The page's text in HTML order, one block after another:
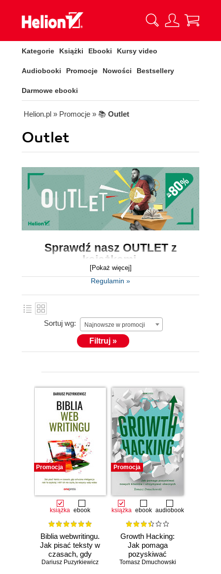
Kategorie Książki Ebooki Kursy video
Audiobooki Promocje Nowości Bestsellery
Darmowe ebooki
Helion.pl » Promocje » 📚 Outlet
Outlet
Sprawdź nasz OUTLET z
książkami.
Outlet to miejsce, gdzie znajdzieszksiążki w
Książki zawierają mnóstwo fachowej wiedzy,
dlatego koniecznie skorzystaj z wyjątkowo
niskich cen i wybierz coś dla siebie.
[Pokaż więcej]
Regulamin »
Sortuj wg: Najnowsze w promocji
Filtruj »
Promocja
książka ebook
Biblia webwritingu.
Jak pisać teksty w
czasach, gdy
sztuczna
Dariusz Puzyrkiewicz
Promocja
książka ebook audiobook
Growth Hacking:
Jak pomaga
pozyskiwać
nowych klientów i
Tomasz Dmuchowski